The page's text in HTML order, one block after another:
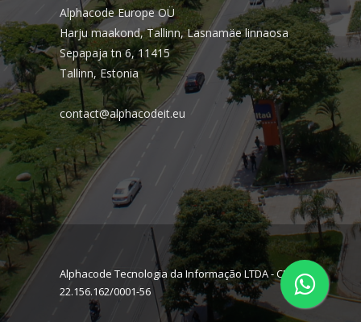
Alphacode Europe OÜ
Harju maakond, Tallinn, Lasnamäe linnaosa
Sepapaja tn 6, 11415
Tallinn, Estonia
contact@alphacodeit.eu
Alphacode Tecnologia da Informação LTDA - CNPJ:
22.156.162/0001-56